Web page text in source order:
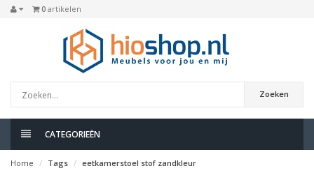
0 artikelen
Zoeken
CATEGORIEËN
Home Tags eetkamerstoel stof zandkleur